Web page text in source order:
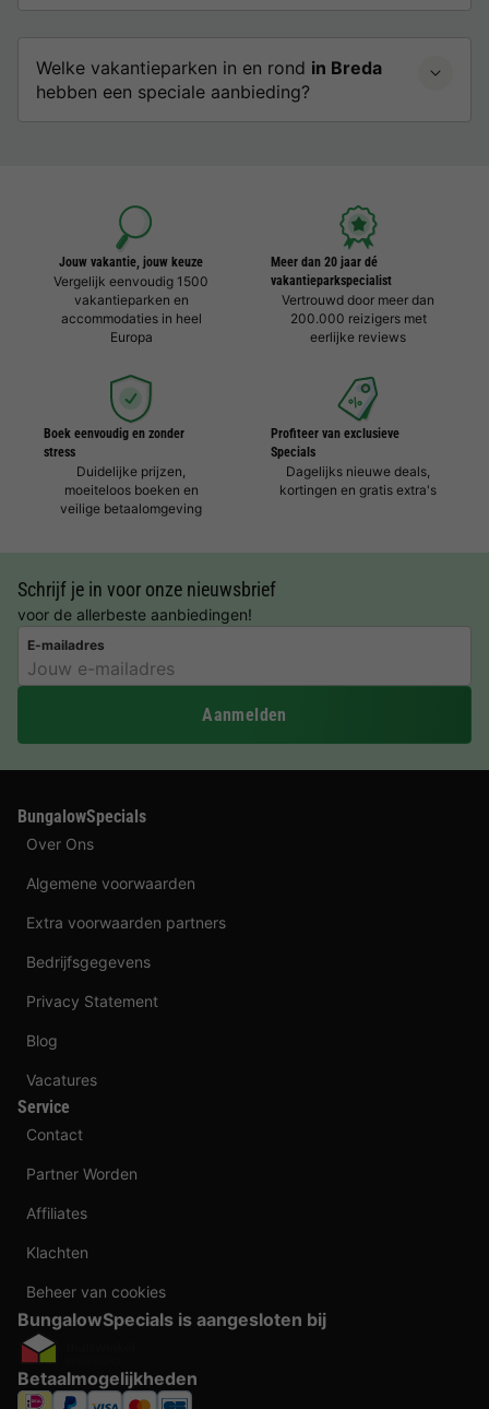
Welke vakantieparken in en rond in Breda
hebben een speciale aanbieding?
Jouw vakantie, jouw keuze
Vergelijk eenvoudig 1500
vakantieparken en
accommodaties in heel
Europa
Meer dan 20 jaar dé
vakantieparkspecialist
Vertrouwd door meer dan
200.000 reizigers met
eerlijke reviews
Boek eenvoudig en zonder
stress
Duidelijke prijzen,
moeiteloos boeken en
veilige betaalomgeving
Profiteer van exclusieve
Specials
Dagelijks nieuwe deals,
kortingen en gratis extra's
Schrijf je in voor onze nieuwsbrief
voor de allerbeste aanbiedingen!
E-mailadres
Aanmelden
BungalowSpecials
Over Ons
Algemene voorwaarden
Extra voorwaarden partners
Bedrijfsgegevens
Privacy Statement
Blog
Vacatures
Service
Contact
Partner Worden
Affiliates
Klachten
Beheer van cookies
BungalowSpecials is aangesloten bij
Betaalmogelijkheden